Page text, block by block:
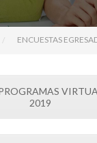
ENCUESTAS
2019